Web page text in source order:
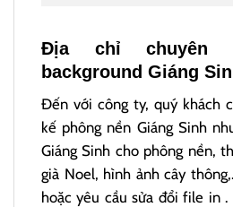
Địa chỉ chuyên
background Giáng
Đến với công ty, quý khách
kế phông nền Giáng Sinh
Giáng Sinh cho phông nền,
già Noel, hình ảnh cây
hoặc yêu cầu sửa đổi file in .